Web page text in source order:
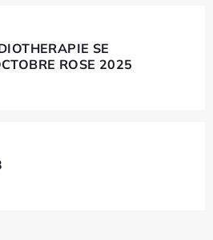
SE
ROSE 2025